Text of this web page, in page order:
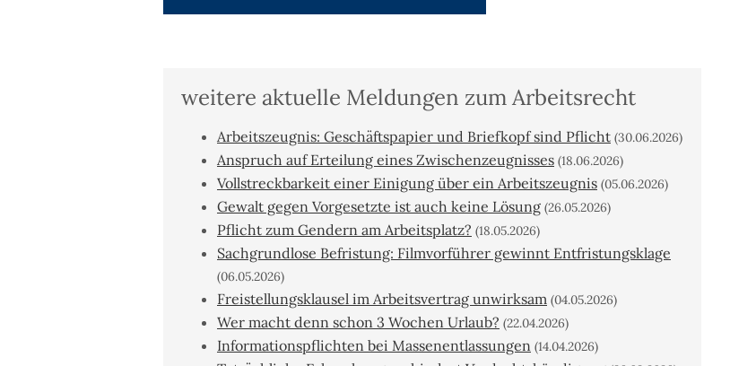
weitere aktuelle Meldungen zum Arbeitsrecht
Arbeitszeugnis: Geschäftspapier und Briefkopf sind Pflicht (30.06.2026)
Anspruch auf Erteilung eines Zwischenzeugnisses (18.06.2026)
Vollstreckbarkeit einer Einigung über ein Arbeitszeugnis (05.06.2026)
Gewalt gegen Vorgesetzte ist auch keine Lösung (26.05.2026)
Pflicht zum Gendern am Arbeitsplatz? (18.05.2026)
Sachgrundlose Befristung: Filmvorführer gewinnt Entfristungsklage
(06.05.2026)
Freistellungsklausel im Arbeitsvertrag unwirksam (04.05.2026)
Wer macht denn schon 3 Wochen Urlaub? (22.04.2026)
Informationspflichten bei Massenentlassungen (14.04.2026)